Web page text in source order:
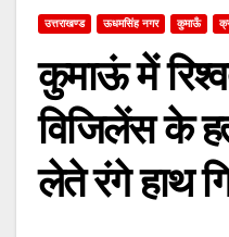
उत्तराखण्ड ऊधमसिंह नगर कुमाऊँ
कुमाऊं में
विजिलेंस के
लेते रंगे हाथ